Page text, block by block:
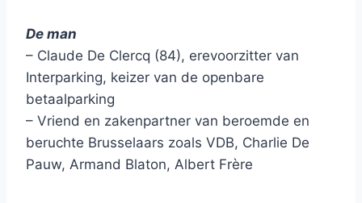
De man
– Claude De Clercq (84), erevoorzitter van
Interparking, keizer van de openbare
betaalparking
– Vriend en zakenpartner van beroemde en
beruchte Brusselaars zoals VDB, Charlie De
Pauw, Armand Blaton, Albert Frère